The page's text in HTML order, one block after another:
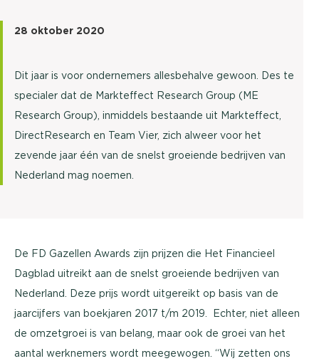
28 oktober 2020
Dit jaar is voor ondernemers allesbehalve gewoon. Des te
specialer dat de Markteffect Research Group (ME
Research Group), inmiddels bestaande uit Markteffect,
DirectResearch en Team Vier, zich alweer voor het
zevende jaar één van de snelst groeiende bedrijven van
Nederland mag noemen.
De FD Gazellen Awards zijn prijzen die Het Financieel
Dagblad uitreikt aan de snelst groeiende bedrijven van
Nederland. Deze prijs wordt uitgereikt op basis van de
jaarcijfers van boekjaren 2017 t/m 2019. Echter, niet alleen
de omzetgroei is van belang, maar ook de groei van het
aantal werknemers wordt meegewogen. “Wij zetten ons